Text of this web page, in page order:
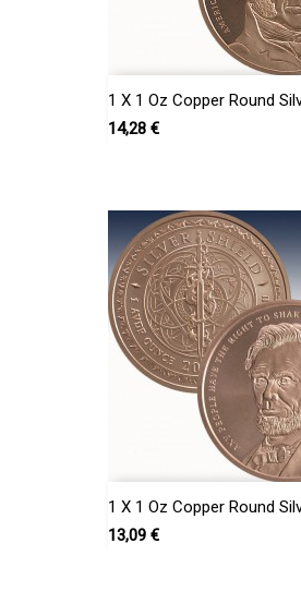
1 X 1 Oz Copper Round
Preis
14,28 €
1 X 1 Oz Copper Round
Preis
13,09 €